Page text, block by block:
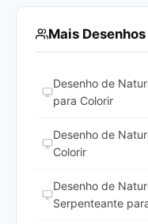
Mais
Desenho de
para Colorir
Desenho de
Colorir
Desenho de
Serpenteante